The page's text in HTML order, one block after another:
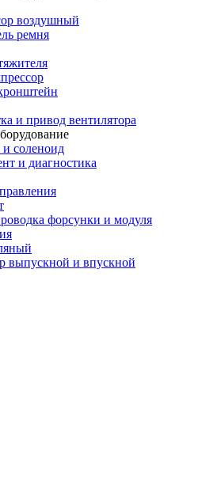
воздушный
ремня
и привод вентилятора
и соленоид
и диагностика
форсунки и модуля
выпускной и впускной